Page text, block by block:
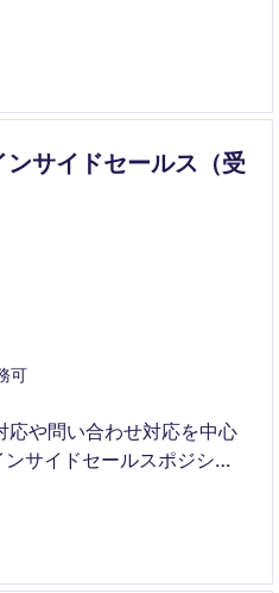
CRMやクライアンテリン
やリテンション向上にも
ンサイドセールス（受
可
応や問い合わせ対応を中心
サイドセールスポジショ
がら、業務改善やシステ
に業務に取り組める方に